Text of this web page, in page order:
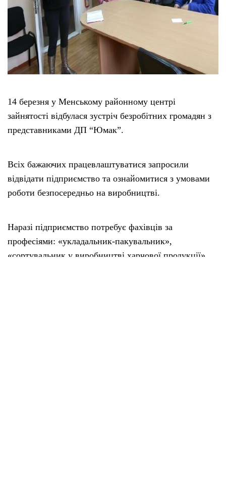
14 березня у Менському районному центрі
зайнятості відбулася зустріч безробітних громадян з
представниками ДП “Юмак”.
Всіх бажаючих працевлаштуватися запросили
відвідати підприємство та ознайомитися з умовами
роботи безпосередньо на виробництві.
Наразі підприємство потребує фахівців за
професіями: «укладальник-пакувальник»,
«сортувальник у виробництві харчової продукції»,